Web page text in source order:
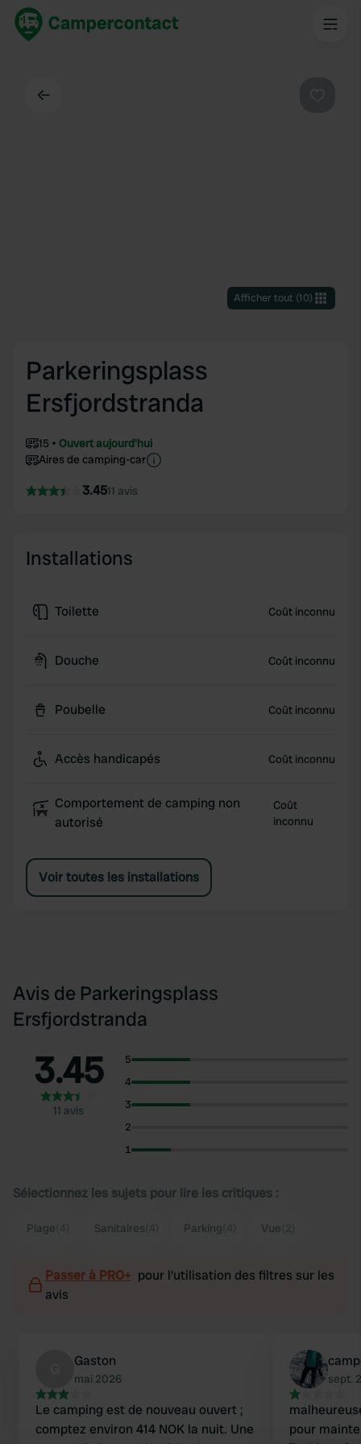
Afficher tout(10)
Parkeringsplass
Ersfjordstranda
15
Ouvert aujourd'hui
Aires de camping-car
3.4511 avis
Installations
Toilette Coût inconnu
Douche Coût inconnu
Poubelle Coût inconnu
Accès handicapés Coût inconnu
Comportement de camping non
autorisé
Coût
inconnu
Voir toutes les installations
Avis de Parkeringsplass
Ersfjordstranda
3.45
11 avis
5
4
3
2
1
Sélectionnez les sujets pour lire les critiques :
Plage Sanitaires Parking Vue
Passer à PRO+ pour l'utilisation des filtres sur les
avis
Gaston
mai 2026
Le camping est de nouveau ouvert ;
comptez environ 414 NOK la nuit. Une
sept.
pour